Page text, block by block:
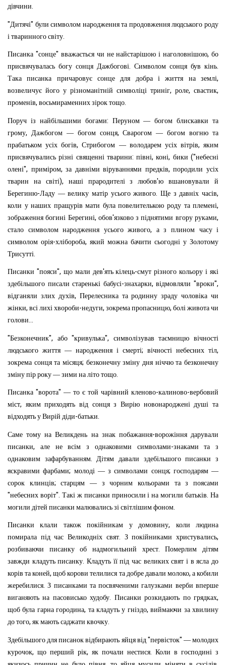
дівчини.
"Дитячі" були символом народження та продовження людського роду
і тваринного світу.
Писанка "сонце" вважається чи не найстарішою і наголовнішою, бо
присвячувалась богу сонця Дажбогові. Символом сонця був кінь.
Така писанка причаровує сонце для добра і життя на землі,
возвеличує його у різноманітній символіці триніг, роле, свастик,
променів, восьмираменних зірок тощо.
Поруч із найбільшими богами: Перуном — богом блискавки та
грому, Дажбогом — богом сонця,Сварогом — богом вогню та
прабатьком усіх богів,Стрибогом — володарем усіх вітрів, яким
присвячувались різні священні тварини:півні,коні, бики ("небесні
олені", приміром,за давніми віруваннями предків,породили усіх
тварин
на світі), наші прародителі з любов'ю вшановували
й
Берегиню-Ладу — велику матір усього живого.Ще з давніх часів,
коли у наших пращурів мати була повелителькою роду та племені,
зображення богині Берегині, обов'язково з піднятими вгору руками,
стало символом народження усього живого, а з плином часу і
символом орія-хлібороба, який можна бачити сьогодні у Золотому
Трисутті.
Писанки "пояси", що мали дев'ять кілець-смут різного кольору і які
здебільшого писали старенькі бабусі-знахарки,відмовляли "вроки",
відганяли злих духів, Перелесника та родинну зраду чоловіка чи
жінки, всі лихі хвороби-недуги, зокрема пропасницю, болі живота чи
голови...
"Безконечник", або"кривулька", символізував таємницю
вічності
людського життя — народження і смерті; вічності небесних тіл,
зокрема сонця та місяця; безконечну зміну дня ніччю та безконечну
зміну пір року — зими на літо тощо.
Писанка "ворота" — то є той чарівний кленово-калиново-вербовий
міст, яким приходять від сонця з Вирію новонароджені душі та
відходять у Вирій діди-батьки.
Саме тому на Великдень на знак побажання-ворожіння дарували
писанки, але не всім з однаковими символами-знаками та
з
однаковим зафарбуванням.Дітям давали здебільшого писанки
з
яскравими фарбами; молоді — з символами сонця; господарям —
сорок
клинців;старцям — з чорним кольорами та з поясами
"небесних воріт". Такі ж писанки приносили і на могили батьків.На
могили дітей писанки малювались зі світлішим фоном.
Писанки клали також покійникам у домовину, коли
людина
помирала під час Великодніх свят. З покійниками христувались,
розбиваючи писанку об надмогильний хрест.Померлим
дітям
завжди кладуть писанку.Кладуть її під час великих свят і в ясла до
корів та коней,щоб корови телилися та добре давали молоко, а кобили
жеребилися.З писанками та посвяченими галузками верби вперше
виганяють на пасовисько худобу. Писанки розкидають по грядках,
щоб була гарна городина, та кладуть у гніздо,виймаючи за хвилину
до того, як мають саджати квочку.
Здебільшого для писанок відбирають яйця від"первісток" — молодих
курочок, що перший рік, як почали нестися. Коли в господині з